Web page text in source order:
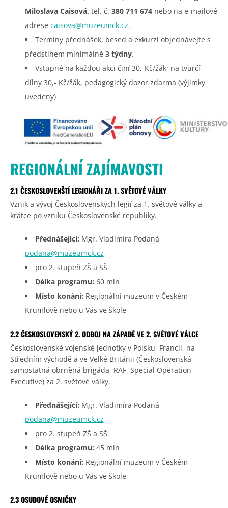
Miloslava Caisová, tel. č. 380 711 674 nebo na e-mailové
adrese caisova@muzeumck.cz.
Termíny přednášek, besed a exkurzí objednávejte s
předstihem minimálně 3 týdny.
Vstupné na každou akci činí 30,-Kč/žák; na tvůrčí
dílny 30,- Kč/žák, pedagogický dozor zdarma (výjimky
uvedeny)
REGIONÁLNÍ ZAJÍMAVOSTI
2.1 ČESKOSLOVENŠTÍ LEGIONÁŘI ZA 1. SVĚTOVÉ VÁLKY
Vznik a vývoj Československých legií za 1. světové války a
krátce po vzniku Československé republiky.
Přednášející: Mgr. Vladimíra Podaná
podana@muzeumck.cz
pro 2. stupeň ZŠ a SŠ
Délka programu: 60 min
Místo konání: Regionální muzeum v Českém
Krumlově nebo u Vás ve škole
2.2 ČESKOSLOVENSKÝ 2. ODBOJ NA ZÁPADĚ VE 2. SVĚTOVÉ VÁLCE
Československé vojenské jednotky v Polsku, Francii, na
Středním východě a ve Velké Británii (Československá
samostatná obrněná brigáda, RAF, Special Operation
Executive) za 2. světové války.
Přednášející: Mgr. Vladimíra Podaná
podana@muzeumck.cz
pro 2. stupeň ZŠ a SŠ
Délka programu: 45 min
Místo konání: Regionální muzeum v Českém
Krumlově nebo u Vás ve škole
2.3 OSUDOVÉ OSMIČKY